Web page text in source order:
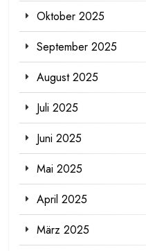
Oktober 2025
September 2025
August 2025
Juli 2025
Juni 2025
Mai 2025
April 2025
März 2025